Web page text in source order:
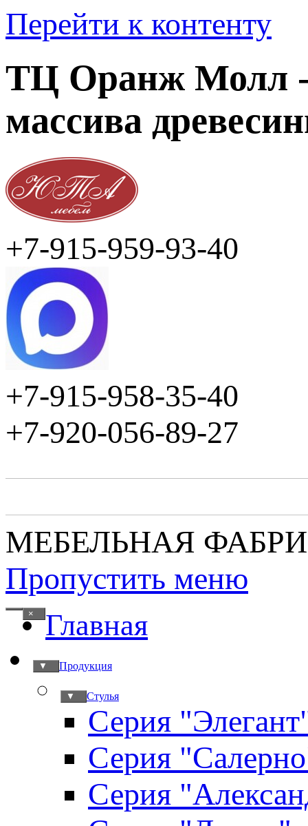
Перейти к контенту
ТЦ Оранж Молл
массива
+7-915-959-93-40
+7-915-958-35-40
+7-920-056-89-27
МЕБЕЛЬНАЯ
Пропустить меню
× Главная
Продукция
▼
Стулья
▼
Серия
Серия
Серия